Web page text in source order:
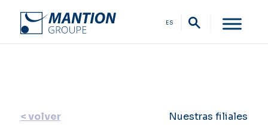
ES
< volver Nuestras filiales